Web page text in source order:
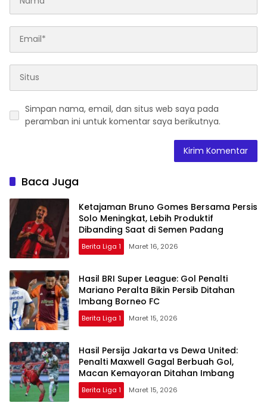
Simpan nama, email, dan situs web saya pada
peramban ini untuk komentar saya berikutnya.
Baca Juga
Ketajaman Bruno Gomes Bersama Persis
Solo Meningkat, Lebih Produktif
Dibanding Saat di Semen Padang
Berita Liga 1 Maret 16, 2026
Hasil BRI Super League: Gol Penalti
Mariano Peralta Bikin Persib Ditahan
Imbang Borneo FC
Berita Liga 1 Maret 15, 2026
Hasil Persija Jakarta vs Dewa United:
Penalti Maxwell Gagal Berbuah Gol,
Macan Kemayoran Ditahan Imbang
Berita Liga 1 Maret 15, 2026